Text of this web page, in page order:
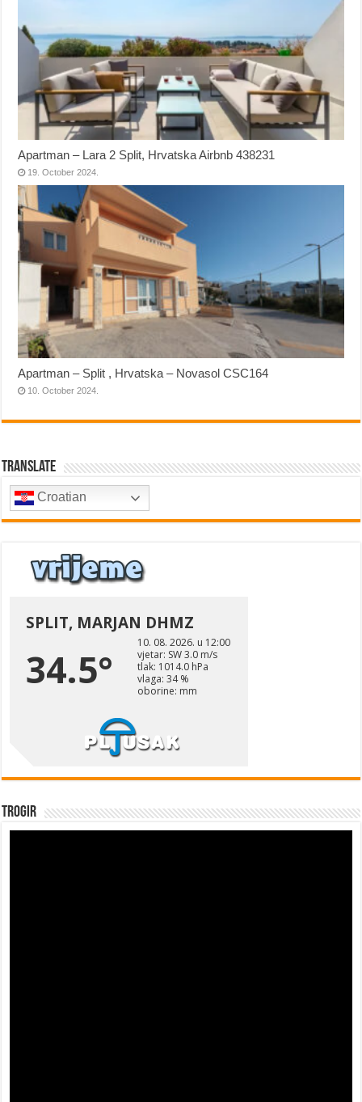
Apartman – Lara 2 Split, Hrvatska Airbnb 438231
19. October 2024.
Apartman – Split , Hrvatska – Novasol CSC164
10. October 2024.
Translate
Croatian
Trogir